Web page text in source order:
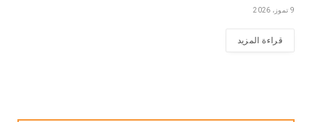
9 تموز، 2026
قراءة المزيد